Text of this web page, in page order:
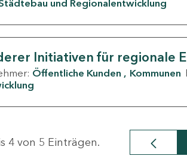
und Regionalentwicklung
Initiativen für regionale
Öffentliche Kunden Kommunen
4 von 5 Einträgen.